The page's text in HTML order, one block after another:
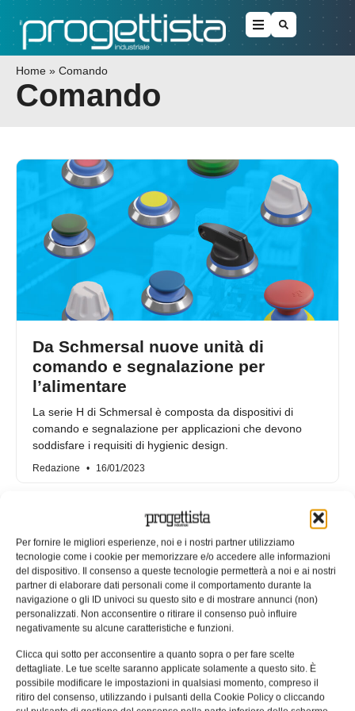
Per fornire le migliori esperienze, noi e i nostri partner utilizziamo
tecnologie come i cookie per memorizzare e/o accedere alle informazioni
del dispositivo. Il consenso a queste tecnologie permetterà a noi e ai nostri
partner di elaborare dati personali come il comportamento durante la
navigazione o gli ID univoci su questo sito e di mostrare annunci (non)
personalizzati. Non acconsentire o ritirare il consenso può influire
negativamente su alcune caratteristiche e funzioni.
Clicca qui sotto per acconsentire a quanto sopra o per fare scelte
dettagliate. Le tue scelte saranno applicate solamente a questo sito. È
possibile modificare le impostazioni in qualsiasi momento, compreso il
ritiro del consenso, utilizzando i pulsanti della Cookie Policy o cliccando
Home » Comando
Comando
Da Schmersal nuove unità di
comando e segnalazione per
l’alimentare
La serie H di Schmersal è composta da dispositivi di
comando e segnalazione per applicazioni che devono
soddisfare i requisiti di hygienic design.
Redazione 16/01/2023
Eaton: pulsanti che combinano